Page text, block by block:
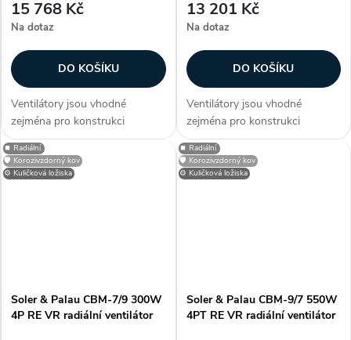
15 768 Kč
Na dotaz
DO KOŠÍKU
Ventilátory jsou vhodné
zejména pro konstrukci
klimatizačních a větracích
jednotek, dveřních a vratových
clon, případně dalších
13 201 Kč
Na dotaz
DO KOŠÍKU
Ventilátory jsou vhodné
zejména pro konstrukci
klimatizačních a větracích
jednotek, dveřních a vratových
clon, případně dalších
⚙️ Kuličková ložiska
⏹️ Radiální
🛡️ Korozivzdorný kov
Soler & Palau CBM-7/9 300W
4P RE VR radiální ventilátor
⚙️ Kuličková ložiska
⏹️ Radiální
🛡️ Korozivzdorný kov
Soler & Palau CBM-9/7 550W
4PT RE VR radiální ventilátor